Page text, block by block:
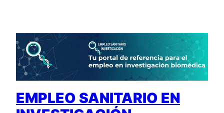
contenido
EMPLEO SANITARIO EN